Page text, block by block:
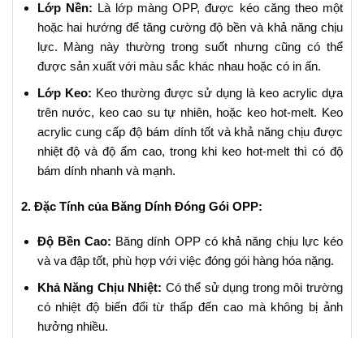
Lớp Nền: Là lớp màng OPP, được kéo căng theo một
hoặc hai hướng để tăng cường độ bền và khả năng chịu
lực. Màng này thường trong suốt nhưng cũng có thể
được sản xuất với màu sắc khác nhau hoặc có in ấn.
Lớp Keo: Keo thường được sử dụng là keo acrylic dựa
trên nước, keo cao su tự nhiên, hoặc keo hot-melt. Keo
acrylic cung cấp độ bám dính tốt và khả năng chịu được
nhiệt độ và độ ẩm cao, trong khi keo hot-melt thì có độ
bám dính nhanh và mạnh.
2. Đặc Tính của Băng Dính Đóng Gói OPP:
Độ Bền Cao: Băng dính OPP có khả năng chịu lực kéo
và va đập tốt, phù hợp với việc đóng gói hàng hóa nặng.
Khả Năng Chịu Nhiệt: Có thể sử dụng trong môi trường
có nhiệt độ biến đổi từ thấp đến cao mà không bị ảnh
hưởng nhiều.